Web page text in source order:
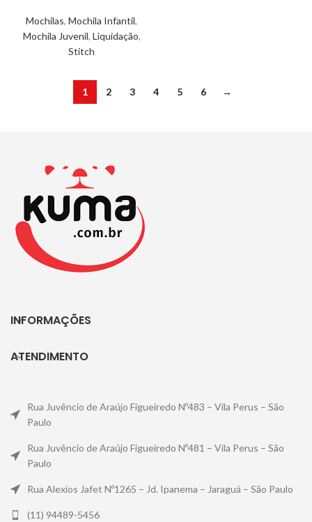
Mochilas, Mochila Infantil,
Mochila Juvenil, Liquidação,
Stitch
1 2 3 4 5 6 →
INFORMAÇÕES
ATENDIMENTO
Rua Juvêncio de Araújo Figueiredo Nº483 – Vila Perus – São
Paulo
Rua Juvêncio de Araújo Figueiredo Nº481 – Vila Perus – São
Paulo
Rua Alexios Jafet Nº1265 – Jd. Ipanema – Jaraguá – São Paulo
(11) 94489-5456